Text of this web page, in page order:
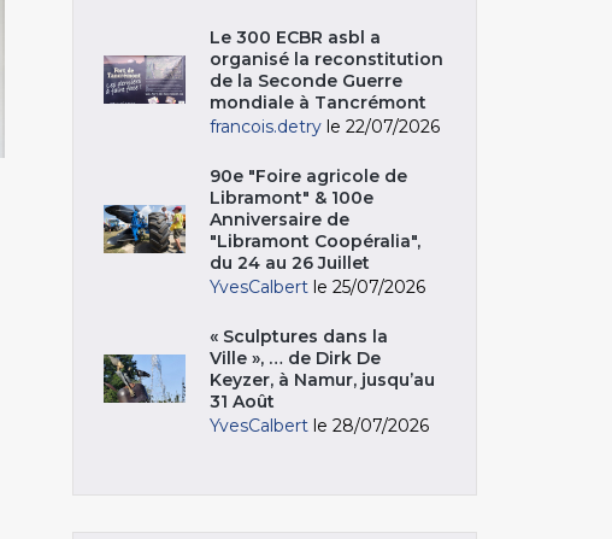
Le 300 ECBR asbl a
organisé la reconstitution
de la Seconde Guerre
mondiale à Tancrémont
francois.detry le 22/07/2026
90e "Foire agricole de
Libramont" & 100e
Anniversaire de
"Libramont Coopéralia",
du 24 au 26 Juillet
YvesCalbert le 25/07/2026
« Sculptures dans la
Ville », … de Dirk De
Keyzer, à Namur, jusqu’au
31 Août
YvesCalbert le 28/07/2026